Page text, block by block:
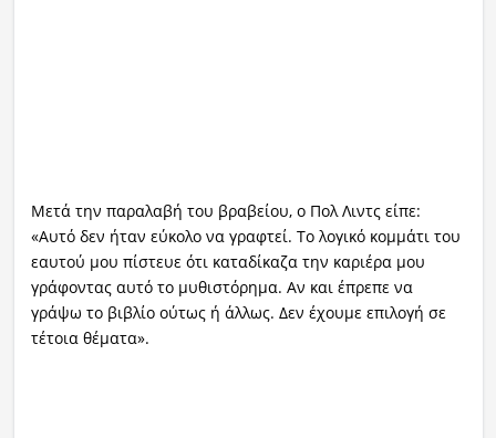
Μετά την παραλαβή του βραβείου, ο Πολ Λιντς είπε:
«Αυτό δεν ήταν εύκολο να γραφτεί. Το λογικό κομμάτι του
εαυτού μου πίστευε ότι καταδίκαζα την καριέρα μου
γράφοντας αυτό το μυθιστόρημα. Αν και έπρεπε να
γράψω το βιβλίο ούτως ή άλλως. Δεν έχουμε επιλογή σε
τέτοια θέματα».